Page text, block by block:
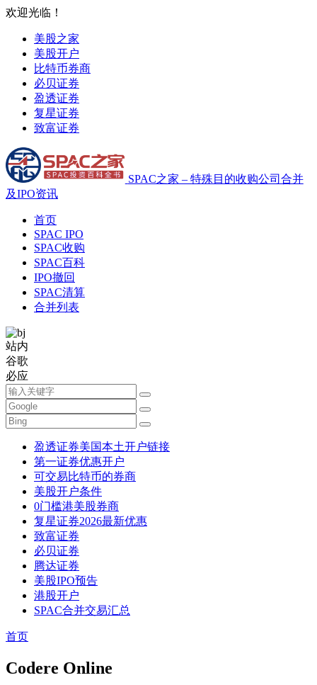
欢迎光临！
美股之家
美股开户
比特币券商
必贝证券
盈透证券
复星证券
致富证券
SPAC之家 – 特殊目的收购公司合并
及IPO资讯
首页
SPAC IPO
SPAC收购
SPAC百科
IPO撤回
SPAC清算
合并列表
站内
谷歌
必应
盈透证券美国本土开户链接
第一证券优惠开户
可交易比特币的券商
美股开户条件
0门槛港美股券商
复星证券2026最新优惠
致富证券
必贝证券
腾达证券
美股IPO预告
港股开户
SPAC合并交易汇总
首页
Codere Online